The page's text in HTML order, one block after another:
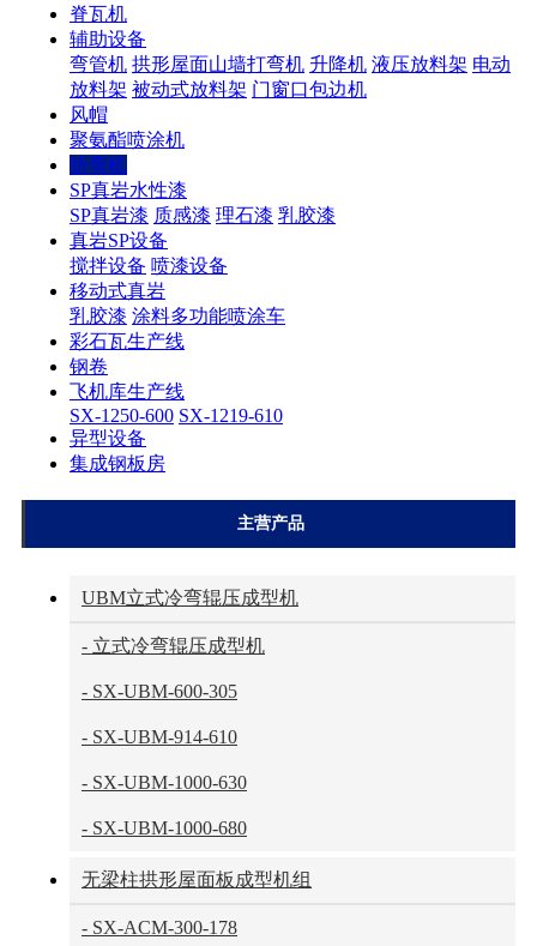
脊瓦机
辅助设备
弯管机 拱形屋面山墙打弯机 升降机 液压放料架 电动
放料架 被动式放料架 门窗口包边机
风帽
聚氨酯喷涂机
折弯机
SP真岩水性漆
SP真岩漆 质感漆 理石漆 乳胶漆
真岩SP设备
搅拌设备 喷漆设备
移动式真岩
乳胶漆 涂料多功能喷涂车
彩石瓦生产线
钢卷
飞机库生产线
SX-1250-600 SX-1219-610
异型设备
集成钢板房
主营产品
UBM立式冷弯辊压成型机
- 立式冷弯辊压成型机
- SX-UBM-600-305
- SX-UBM-914-610
- SX-UBM-1000-630
- SX-UBM-1000-680
无梁柱拱形屋面板成型机组
- SX-ACM-300-178